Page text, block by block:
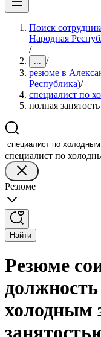
Поиск
Народная
/
... /
резюме в
Республика)/
специалист по
полная занятость
специалист по
Резюме
Найти
Резюме
холодным